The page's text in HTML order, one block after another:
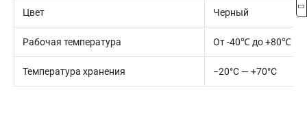
Цвет Черный
Рабочая температура От -40℃ до +80℃
Температура хранения −20°С — +70°С